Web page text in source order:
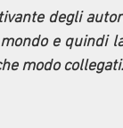
degli
e quindi
modo